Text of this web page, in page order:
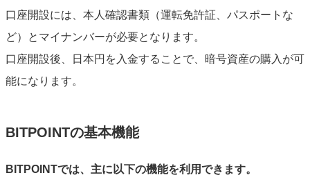
口座開設には、本人確認書類（運転免許証、パスポートな
ど）とマイナンバーが必要となります。
口座開設後、日本円を入金することで、暗号資産の購入が可
能になります。
BITPOINTの基本機能
BITPOINTでは、主に以下の機能を利用できます。